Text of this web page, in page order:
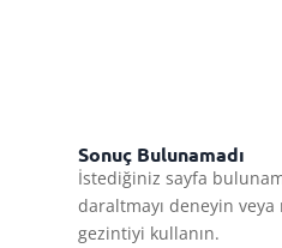
Sonuç Bulunamadı
İstediğiniz sayfa
daraltmayı deneyin veya
gezintiyi kullanın.